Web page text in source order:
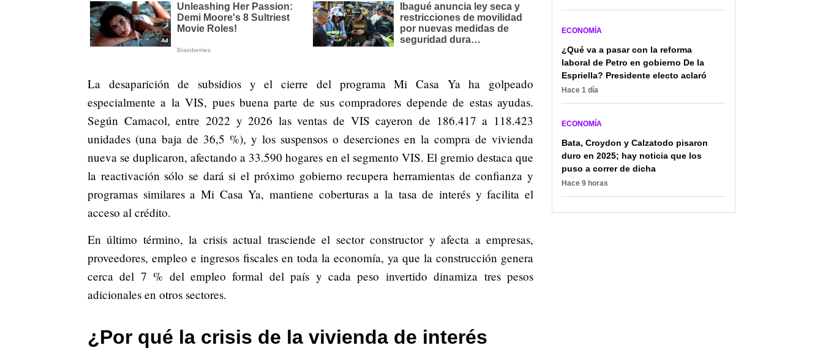
La desaparición de subsidios y el cierre del programa Mi Casa Ya ha golpeado
especialmente a la VIS, pues buena parte de sus compradores depende de estas ayudas.
Según Camacol, entre 2022 y 2026 las ventas de VIS cayeron de 186.417 a 118.423
unidades (una baja de 36,5 %), y los suspensos o deserciones en la compra de vivienda
nueva se duplicaron, afectando a 33.590 hogares en el segmento VIS. El gremio destaca que
la reactivación sólo se dará si el próximo gobierno recupera herramientas de confianza y
programas similares a Mi Casa Ya, mantiene coberturas a la tasa de interés y facilita el
acceso al crédito.
En último término, la crisis actual trasciende el sector constructor y afecta a empresas,
proveedores, empleo e ingresos fiscales en toda la economía, ya que la construcción genera
cerca del 7 % del empleo formal del país y cada peso invertido dinamiza tres pesos
adicionales en otros sectores.
¿Por qué la crisis de la vivienda de interés
ECONOMÍA
¿Qué va a pasar con la reforma
laboral de Petro en gobierno De la
Espriella? Presidente electo aclaró
Hace 1 día
ECONOMÍA
Bata, Croydon y Calzatodo pisaron
duro en 2025; hay noticia que los
puso a correr de dicha
Hace 9 horas